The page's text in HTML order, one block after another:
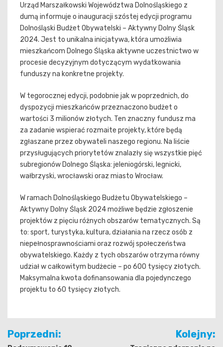
Urząd Marszałkowski Województwa Dolnośląskiego z
dumą informuje o inauguracji szóstej edycji programu
Dolnośląski Budżet Obywatelski – Aktywny Dolny Śląsk
2024. Jest to unikalna inicjatywa, która umożliwia
mieszkańcom Dolnego Śląska aktywne uczestnictwo w
procesie decyzyjnym dotyczącym wydatkowania
funduszy na konkretne projekty.
W tegorocznej edycji, podobnie jak w poprzednich, do
dyspozycji mieszkańców przeznaczono budżet o
wartości 3 milionów złotych. Ten znaczny fundusz ma
za zadanie wspierać rozmaite projekty, które będą
zgłaszane przez obywateli naszego regionu. Na liście
przysługujących priorytetów znalazły się wszystkie pięć
subregionów Dolnego Śląska: jeleniogórski, legnicki,
wałbrzyski, wrocławski oraz miasto Wrocław.
W ramach Dolnośląskiego Budżetu Obywatelskiego –
Aktywny Dolny Śląsk 2024 możliwe będzie zgłoszenie
projektów z pięciu różnych obszarów tematycznych. Są
to: sport, turystyka, kultura, działania na rzecz osób z
niepełnosprawnościami oraz rozwój społeczeństwa
obywatelskiego. Każdy z tych obszarów otrzyma równy
udział w całkowitym budżecie – po 600 tysięcy złotych.
Maksymalna kwota dofinansowania dla pojedynczego
projektu to 60 tysięcy złotych.
Nawigacja
Poprzedni: Kolejny: